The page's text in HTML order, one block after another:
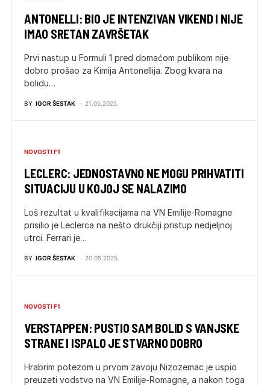
ANTONELLI: BIO JE INTENZIVAN VIKEND I NIJE
IMAO SRETAN ZAVRŠETAK
Prvi nastup u Formuli 1 pred domaćom publikom nije
dobro prošao za Kimija Antonellija. Zbog kvara na
bolidu…
BY IGOR ŠESTAK 21.05.2025.
NOVOSTI F1
LECLERC: JEDNOSTAVNO NE MOGU PRIHVATITI
SITUACIJU U KOJOJ SE NALAZIMO
Loš rezultat u kvalifikacijama na VN Emilije-Romagne
prisilio je Leclerca na nešto drukčiji pristup nedjeljnoj
utrci. Ferrari je…
BY IGOR ŠESTAK 20.05.2025.
NOVOSTI F1
VERSTAPPEN: PUSTIO SAM BOLID S VANJSKE
STRANE I ISPALO JE STVARNO DOBRO
Hrabrim potezom u prvom zavoju Nizozemac je uspio
preuzeti vodstvo na VN Emilije-Romagne, a nakon toga